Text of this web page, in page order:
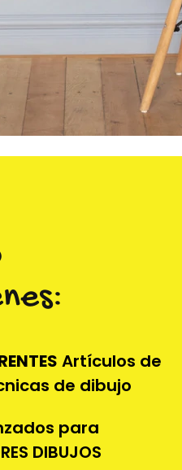
Artículos de
de dibujo
para
DIBUJOS